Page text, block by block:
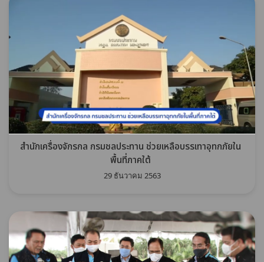
สำนักเครื่องจักรกล กรมชลประทาน ช่วยเหลือบรรเทาอุทกภัยใน
พื้นที่ภาคใต้
29 ธันวาคม 2563